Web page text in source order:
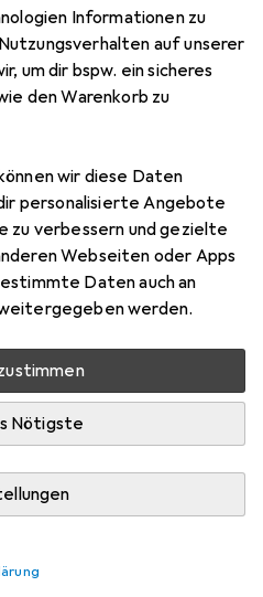
Informationen zu
auf unserer
um dir bspw. ein sicheres
den Warenkorb zu
wir diese Daten
personalisierte Angebote
zu verbessern und gezielte
Webseiten oder Apps
Daten auch an
werden.
Nötigste
Merken
i